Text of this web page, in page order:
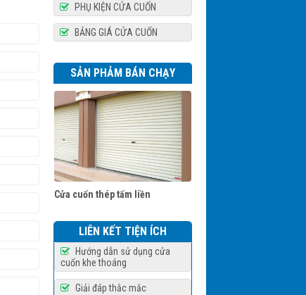
PHỤ KIỆN CỬA CUỐN
BẢNG GIÁ CỬA CUỐN
SẢN PHẢM BÁN CHẠY
Bộ tời ARG
Cửa cuốn thép tấm liền
LIÊN KẾT TIỆN ÍCH
Hướng dẫn sử dụng cửa
cuốn khe thoáng
Giải đáp thắc mắc